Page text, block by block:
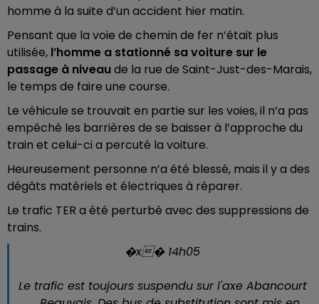
homme à la suite d’un accident hier matin.
Pensant que la voie de chemin de fer n’était plus
utilisée, l’homme a stationné sa voiture sur le
passage à niveaude la rue de Saint-Just-des-Marais,
le temps de faire une course.
Le véhicule se trouvait en partie sur les voies, il n’a pas
empêché les barrières de se baisser à l’approche du
train et celui-ci a percuté la voiture.
Heureusement personne n’a été blessé, mais il y a des
dégâts matériels et électriques à réparer.
Le trafic TER a été perturbé avec des suppressions de
trains.
�x� 14h05
Le trafic est toujours suspendu sur l'axe Abancourt